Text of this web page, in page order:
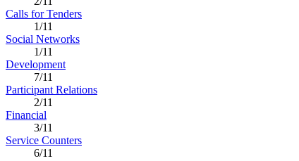
Calls for Tenders
1/11
Social Networks
1/11
Development
7/11
Participant Relations
2/11
Financial
3/11
Service Counters
6/11